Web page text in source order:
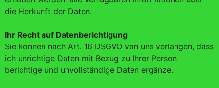
die Herkunft der Daten.
Ihr Recht auf Datenberichtigung
Sie können nach Art. 16 DSGVO von uns verlangen, dass
ich unrichtige Daten mit Bezug zu Ihrer Person
berichtige und unvollständige Daten ergänze.